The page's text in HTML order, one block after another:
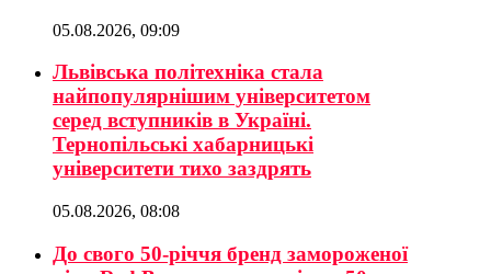
05.08.2026, 09:09
Львівська політехніка стала
найпопулярнішим університетом
серед вступників в Україні.
Тернопільські хабарницькі
університети тихо заздрять
05.08.2026, 08:08
До свого 50-річчя бренд замороженої